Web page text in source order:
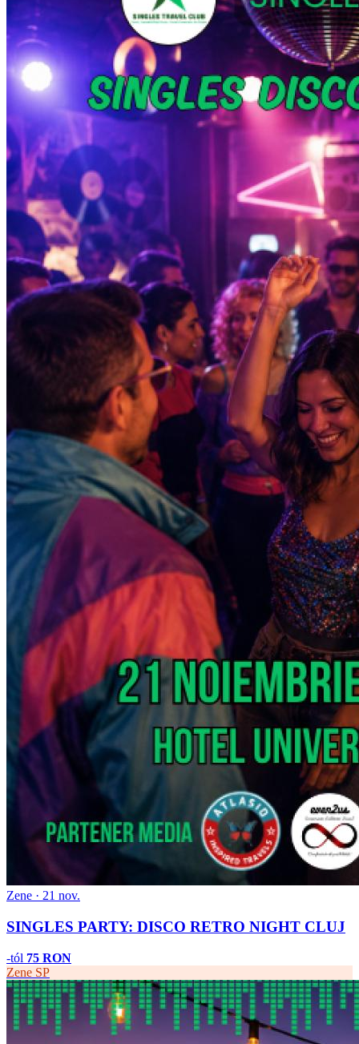
Zene · 21 nov.
SINGLES PARTY: DISCO RETRO NIGHT CLUJ
-tól 75 RON
Zene SP